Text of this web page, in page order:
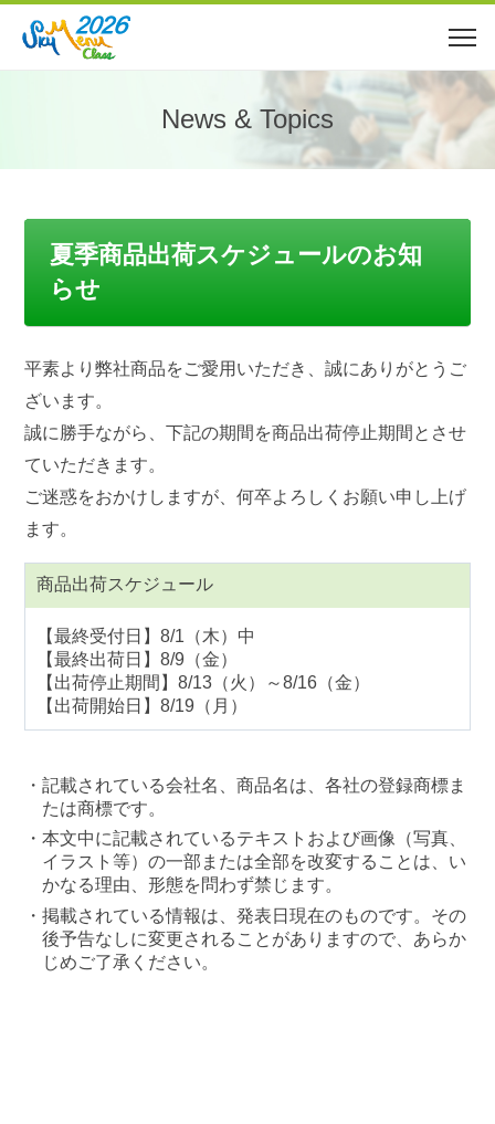
News & Topics
夏季商品出荷スケジュールのお知
らせ
平素より弊社商品をご愛用いただき、誠にありがとうご
ざいます。
誠に勝手ながら、下記の期間を商品出荷停止期間とさせ
ていただきます。
ご迷惑をおかけしますが、何卒よろしくお願い申し上げ
ます。
商品出荷スケジュール
【最終受付日】8/1（木）中
【最終出荷日】8/9（金）
【出荷停止期間】8/13（火）～8/16（金）
【出荷開始日】8/19（月）
記載されている会社名、商品名は、各社の登録商標ま
たは商標です。
本文中に記載されているテキストおよび画像（写真、
イラスト等）の一部または全部を改変することは、い
かなる理由、形態を問わず禁じます。
掲載されている情報は、発表日現在のものです。その
後予告なしに変更されることがありますので、あらか
じめご了承ください。